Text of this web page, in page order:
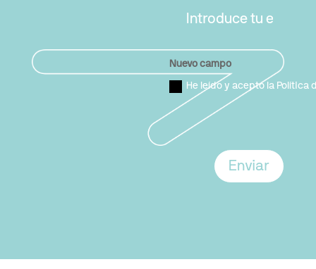
Nuevo campo
He leído y acepto la Política
Enviar